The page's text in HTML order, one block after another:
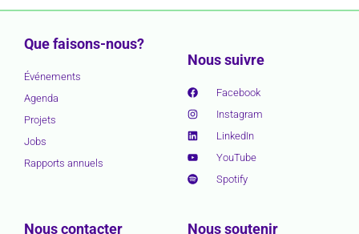
Que faisons-nous?
Événements
Agenda
Projets
Jobs
Rapports annuels
Nous suivre
Facebook
Instagram
LinkedIn
YouTube
Spotify
Nous contacter Nous soutenir